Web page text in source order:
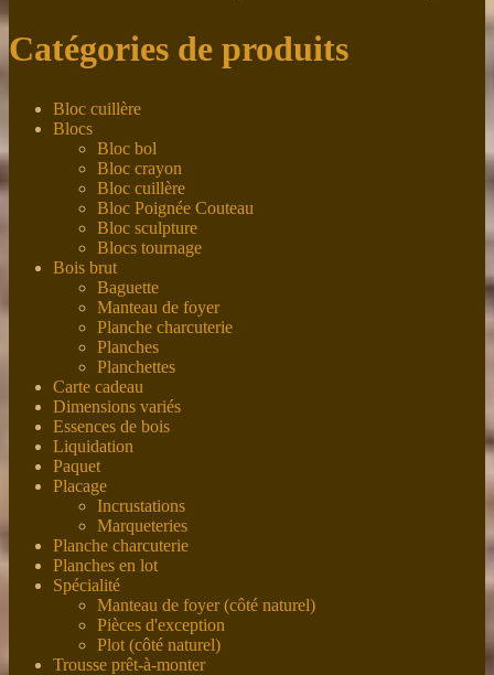
Catégories de produits
Bloc cuillère
Blocs
Bloc bol
Bloc crayon
Bloc cuillère
Bloc Poignée Couteau
Bloc sculpture
Blocs tournage
Bois brut
Baguette
Manteau de foyer
Planche charcuterie
Planches
Planchettes
Carte cadeau
Dimensions variés
Essences de bois
Liquidation
Paquet
Placage
Incrustations
Marqueteries
Planche charcuterie
Planches en lot
Spécialité
Manteau de foyer (côté naturel)
Pièces d'exception
Plot (côté naturel)
Trousse prêt-à-monter